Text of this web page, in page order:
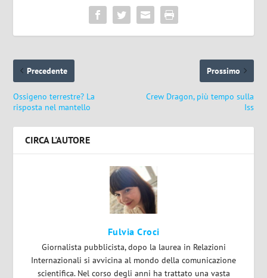
Precedente
Ossigeno terrestre? La
risposta nel mantello
Prossimo
Crew Dragon, più tempo sulla
Iss
CIRCA L'AUTORE
Fulvia Croci
Giornalista pubblicista, dopo la laurea in Relazioni
Internazionali si avvicina al mondo della comunicazione
scientifica. Nel corso degli anni ha trattato una vasta